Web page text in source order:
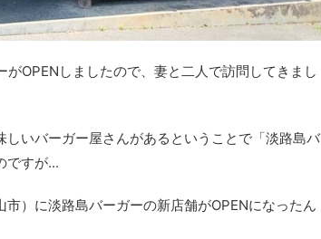
OPENしましたので、妻と二人で訪問してきまし
いバーガー屋さんがあるということで「淡路島バ
ですが...
）に淡路島バーガーの新店舗がOPENになったん